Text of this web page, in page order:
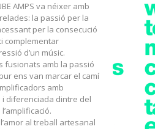
AMPS va néixer amb
la passió per la
per la consecució
complementar
d’un músic.
fusionats amb la passió
ens van marcar el camí
amb
diferenciada dintre del
al treball artesanal